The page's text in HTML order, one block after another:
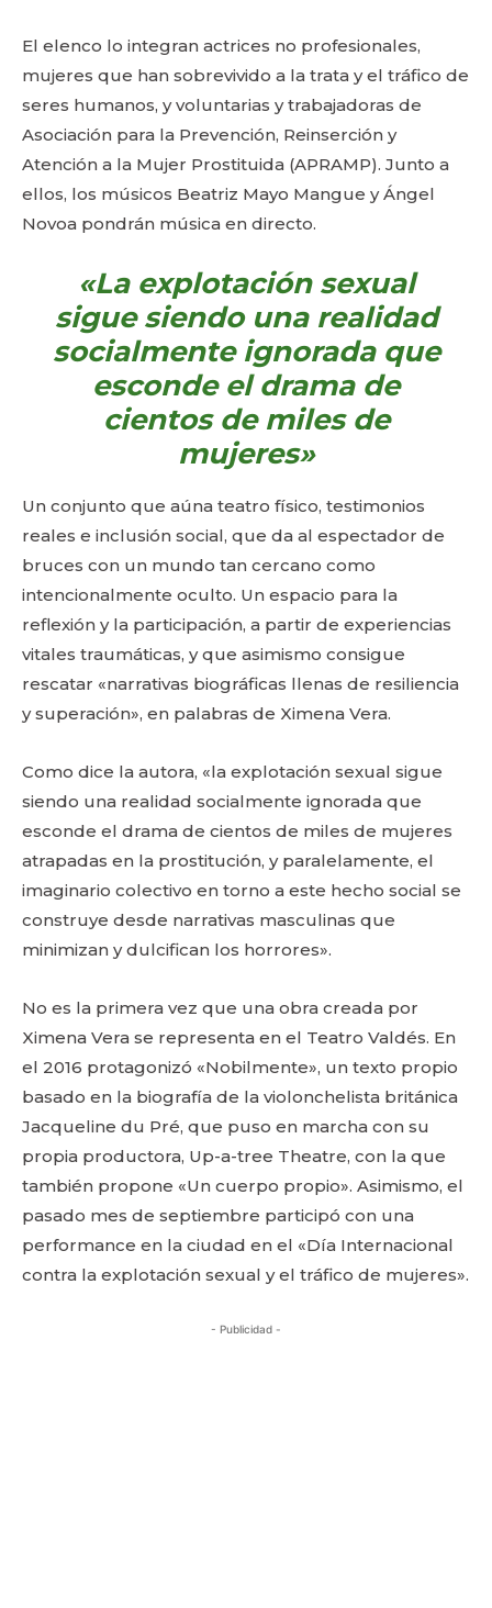
El elenco lo integran actrices no profesionales,
mujeres que han sobrevivido a la trata y el tráfico de
seres humanos, y voluntarias y trabajadoras de
Asociación para la Prevención, Reinserción y
Atención a la Mujer Prostituida (APRAMP). Junto a
ellos, los músicos Beatriz Mayo Mangue y Ángel
Novoa pondrán música en directo.
«La explotación sexual
sigue siendo una realidad
socialmente ignorada que
esconde el drama de
cientos de miles de
mujeres»
Un conjunto que aúna teatro físico, testimonios
reales e inclusión social, que da al espectador de
bruces con un mundo tan cercano como
intencionalmente oculto. Un espacio para la
reflexión y la participación, a partir de experiencias
vitales traumáticas, y que asimismo consigue
rescatar «narrativas biográficas llenas de resiliencia
y superación», en palabras de Ximena Vera.
Como dice la autora, «la explotación sexual sigue
siendo una realidad socialmente ignorada que
esconde el drama de cientos de miles de mujeres
atrapadas en la prostitución, y paralelamente, el
imaginario colectivo en torno a este hecho social se
construye desde narrativas masculinas que
minimizan y dulcifican los horrores».
No es la primera vez que una obra creada por
Ximena Vera se representa en el Teatro Valdés. En
el 2016 protagonizó «Nobilmente», un texto propio
basado en la biografía de la violonchelista británica
Jacqueline du Pré, que puso en marcha con su
propia productora, Up-a-tree Theatre, con la que
también propone «Un cuerpo propio». Asimismo, el
pasado mes de septiembre participó con una
performance en la ciudad en el «Día Internacional
contra la explotación sexual y el tráfico de mujeres».
- Publicidad -